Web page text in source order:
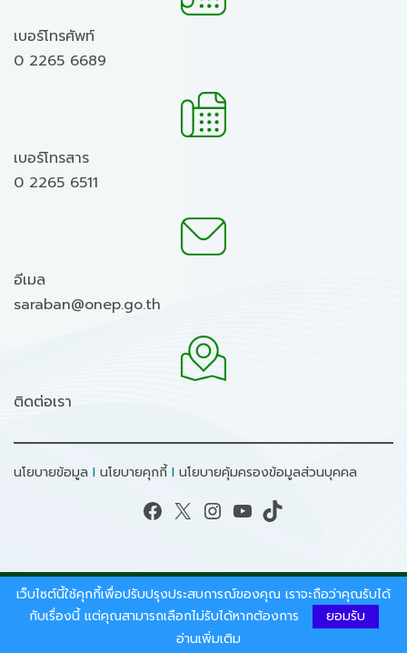
เบอร์โทรศัพท์
0 2265 6689
เบอร์โทรสาร
0 2265 6511
อีเมล
saraban@onep.go.th
ติดต่อเรา
นโยบายข้อมูล I นโยบายคุกกี้ I นโยบายคุ้มครองข้อมูลส่วนบุคคล
Facebook X Instagram YouTube TikTok
สงวนลิขสิทธิ์ © 2026 - สำนักงานนโยบายและแผน
ทรัพยากรธรรมชาติและสิ่งแวดล้อม.
เว็บไซต์นี้ใช้คุกกี้เพื่อปรับปรุงประสบการณ์ของคุณ เราจะถือว่าคุณรับได้
กับเรื่องนี้ แต่คุณสามารถเลือกไม่รับได้หากต้องการ
ยอมรับ
อ่านเพิ่มเติม